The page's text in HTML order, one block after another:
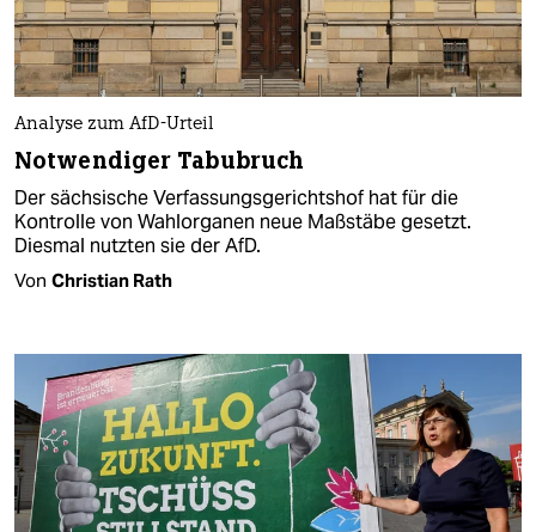
Analyse zum AfD-Urteil
Notwendiger Tabubruch
Der sächsische Verfassungsgerichtshof hat für die
Kontrolle von Wahlorganen neue Maßstäbe gesetzt.
Diesmal nutzten sie der AfD.
Von Christian Rath